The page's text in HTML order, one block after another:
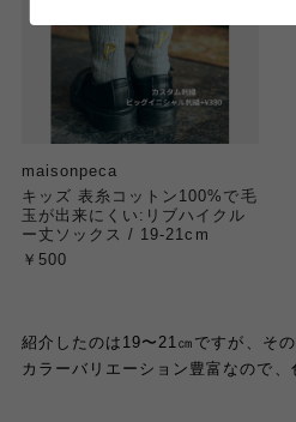
maisonpeca
キッズ 表糸コットン100%で毛
玉が出来にくい:リブハイクル
ー丈ソックス / 19-21cm
￥500
紹介したのは19〜21㎝ですが、そ
カラーバリエーション豊富なので